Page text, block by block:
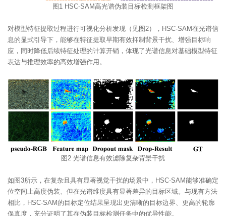
图1 HSC-SAM高光谱伪装目标检测框架图
对模型特征提取过程进行可视化分析发现（见图2），HSC-SAM在光谱信
息的显式引导下，能够在特征提取早期有效抑制背景干扰、增强目标响
应，同时降低后续特征处理的计算开销，体现了光谱信息对基础模型特征
表达与推理效率的高效增强作用。
图2 光谱信息有效滤除复杂背景干扰
如图3所示，在复杂且具有显著视觉干扰的场景中，HSC-SAM能够准确定
位空间上高度伪装、但在光谱维度具有显著差异的目标区域。与现有方法
相比，HSC-SAM的目标定位结果呈现出更清晰的目标边界、更高的轮廓
保真度，充分证明了其在伪装目标检测任务中的优异性能。